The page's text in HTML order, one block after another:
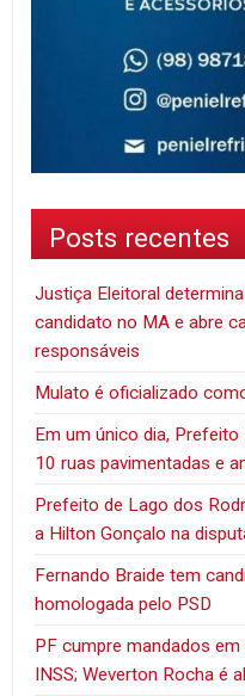
Posts recentes
Justiça Eleitoral
candidato no MA e abre
responsáveis
Mulato é oficializado
Em um único dia,
10 ruas pavimentadas e
Prefeito de Lago dos
a Hilton Gonçalo na
Fernando Braide tem
homologada pelo PSD
PF cumpre mandados
INSS; Weverton Rocha é